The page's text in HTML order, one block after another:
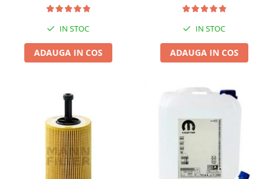
IN STOC
ADAUGA IN COS
IN STOC
ADAUGA IN COS